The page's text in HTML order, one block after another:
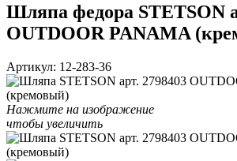
Шляпа федора STETSON
OUTDOOR PANAMA
Артикул: 12-283-36
Нажмите на изображение
чтобы увеличить